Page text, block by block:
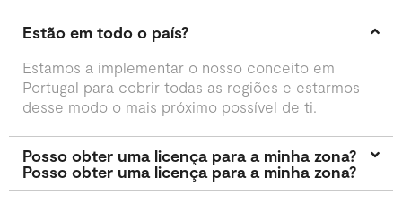
Estão em todo o país?
Estamos a implementar o nosso conceito em
Portugal para cobrir todas as regiões e estarmos
desse modo o mais próximo possível de ti.
Posso obter uma licença para a minha zona?
Posso obter uma licença para a minha zona?